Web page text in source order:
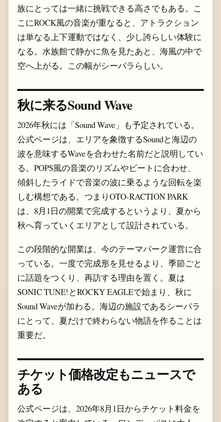
族にとっては一緒に挑戦できる高さでもある。こ
こにROCK風の音楽が重なると、アトラクション
は単なる上下運動ではなく、少し誇らしい体験に
なる。水族館で静かに魚を見たあと、海風の中で
空へ上がる。この幅がシーパラらしい。
秋に来るSound Wave
2026年秋には「Sound Wave」も予定されている。
公式ページは、エリアを象徴するSoundと海辺の
波を意味するWaveを合わせた名前だと説明してい
る。POPS風の音楽のリズムやビートに合わせ、
傾斜したライドで音楽の波に乗るような回転を楽
しむ構想である。つまりOTO-RACTION PARK
は、8月1日の開業で完成するというより、夏から
秋へ育っていくエリアとして設計されている。
この段階的な開業は、今のテーマパーク運営に合
っている。一度で完成形を見せるより、季節ごと
に話題をつくり、再訪する理由を置く。夏は
SONIC TUNE!とROCKY EAGLEで始まり、秋に
Sound Waveが加わる。海辺の施設であるシーパラ
にとって、夏だけで終わらない物語を作ることは
重要だ。
チケット価格改定もニュースで
ある
公式ページは、2026年8月1日からチケット料金を